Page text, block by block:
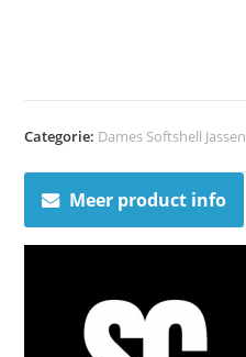
Categorie: Dames Softshell Jassen
Meer product info